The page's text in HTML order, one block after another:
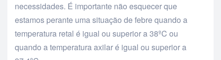
necessidades. É importante não esquecer que
estamos perante uma situação de febre quando a
temperatura retal é igual ou superior a 38ºC ou
quando a temperatura axilar é igual ou superior a